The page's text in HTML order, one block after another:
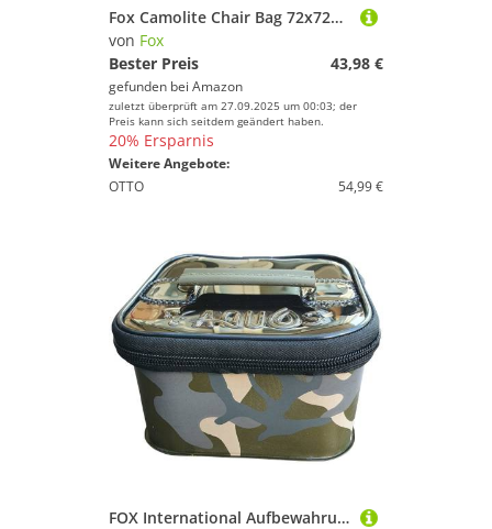
Fox Camolite Chair Bag 72x72x18cm - Angeltasche für Angelstuhl, Tackletasche für Karpfenstuhl, Stuhltasche
von Fox
Bester Preis
43,98 €
gefunden bei Amazon
zuletzt überprüft am 27.09.2025 um 00:03; der
Preis kann sich seitdem geändert haben.
20% Ersparnis
Weitere Angebote:
OTTO
54,99 €
FOX International Aufbewahrungstasche Fox Aquos Camolite bait storage medium 17x17x9cm - Ködertasche